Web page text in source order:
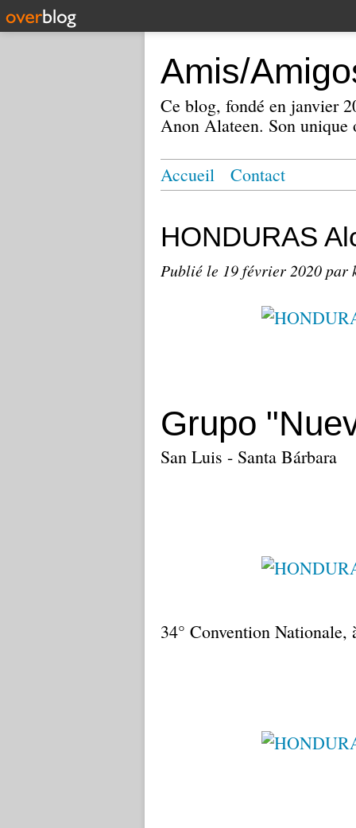
Amis/
Ce blog, fondé en janvier
Anon Alateen. Son
Accueil Contact
HONDURAS
Publié le 19 février 2020par
Grupo
San Luis - Santa Bárbara
34° Convention Nationale,